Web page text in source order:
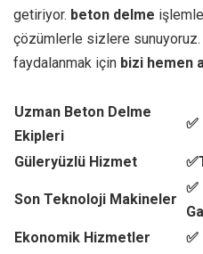
getiriyor. beton delme
çözümlerle sizlere
faydalanmak için bizi hemen
Uzman Beton Delme
Ekipleri
Güleryüzlü Hizmet
Son Teknoloji Makineler
Ekonomik Hizmetler